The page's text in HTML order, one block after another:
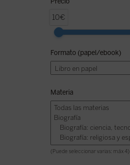
10€
Formato (papel/ebook)
Materia
(Puede seleccionar varias: máx 4)